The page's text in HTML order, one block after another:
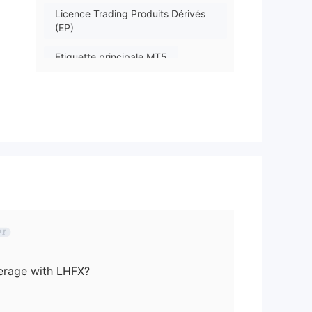
Licence Trading Produits Dérivés
(EP)
Etiquette principale MT5
with LHFX?